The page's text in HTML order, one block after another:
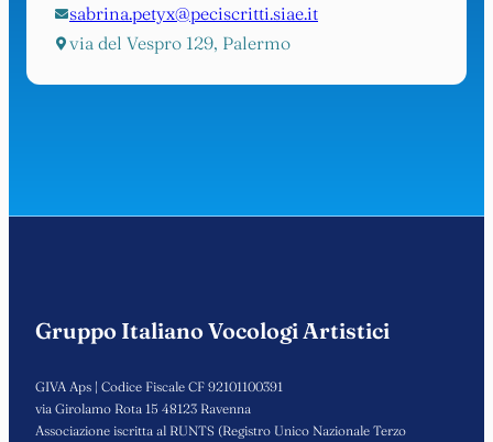
sabrina.petyx@peciscritti.siae.it
via del Vespro 129, Palermo
Gruppo Italiano Vocologi Artistici
GIVA Aps | Codice Fiscale CF 92101100391
via Girolamo Rota 15 48123 Ravenna
Associazione iscritta al RUNTS (Registro Unico Nazionale Terzo